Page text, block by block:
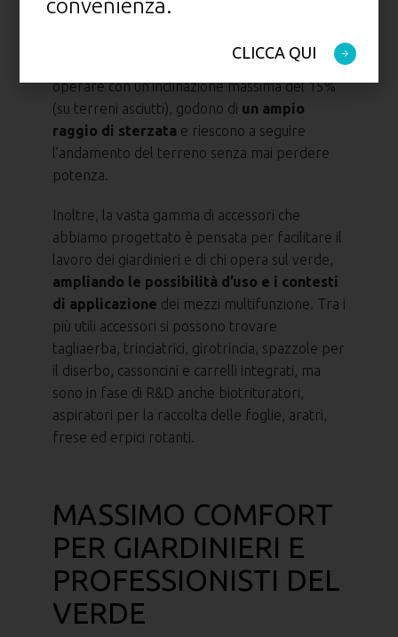
scoscesi, inclinati o sconnessi. Possono infatti
operare con un’inclinazione massima del 15%
(su terreni asciutti), godono di un ampio
raggio di sterzata e riescono a seguire
l’andamento del terreno senza mai perdere
potenza.
Inoltre, la vasta gamma di accessori che
abbiamo progettato è pensata per facilitare il
lavoro dei giardinieri e di chi opera sul verde,
ampliando le possibilità d’uso e i contesti
di applicazione dei mezzi multifunzione. Tra i
più utili accessori si possono trovare
tagliaerba, trinciatrici, girotrincia, spazzole per
il diserbo, cassoncini e carrelli integrati, ma
sono in fase di R&D anche biotrituratori,
aspiratori per la raccolta delle foglie, aratri,
frese ed erpici rotanti.
MASSIMO COMFORT
PER GIARDINIERI E
PROFESSIONISTI DEL
VERDE
CLICCA QUI